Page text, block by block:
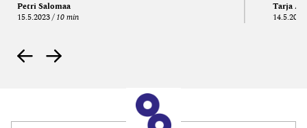
Petri Salomaa
15.5.2023 10 min
Tarja
14.5.2021